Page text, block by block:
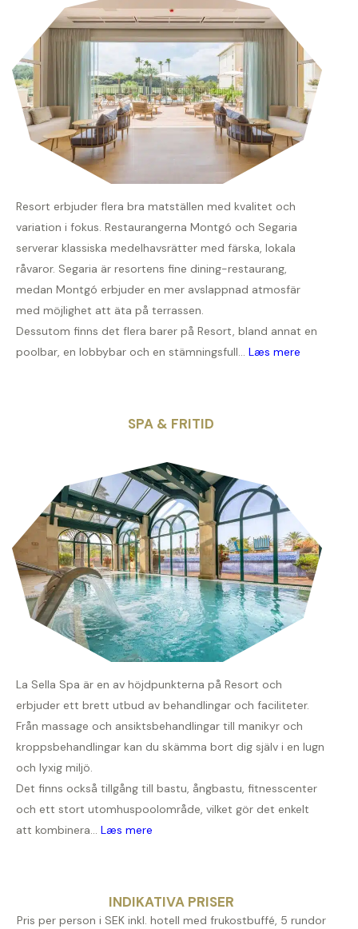
Resort erbjuder flera bra matställen med kvalitet och
variation i fokus. Restaurangerna Montgó och Segaria
serverar klassiska medelhavsrätter med färska, lokala
råvaror. Segaria är resortens fine dining-restaurang,
medan Montgó erbjuder en mer avslappnad atmosfär
med möjlighet att äta på terrassen.
Dessutom finns det flera barer på Resort, bland annat en
poolbar, en lobbybar och en stämningsfull... Læs mere
SPA & FRITID
La Sella Spa är en av höjdpunkterna på Resort och
erbjuder ett brett utbud av behandlingar och faciliteter.
Från massage och ansiktsbehandlingar till manikyr och
kroppsbehandlingar kan du skämma bort dig själv i en lugn
och lyxig miljö.
Det finns också tillgång till bastu, ångbastu, fitnesscenter
och ett stort utomhuspoolområde, vilket gör det enkelt
att kombinera... Læs mere
INDIKATIVA PRISER
Pris per person i SEK inkl. hotell med frukostbuffé, 5 rundor